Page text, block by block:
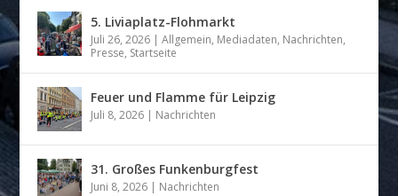
5. Liviaplatz-Flohmarkt
Juli 26, 2026 |Allgemein, Mediadaten, Nachrichten,
Presse, Startseite
Feuer und Flamme für Leipzig
Juli 8, 2026 | Nachrichten
31. Großes Funkenburgfest
Juni 8, 2026 | Nachrichten